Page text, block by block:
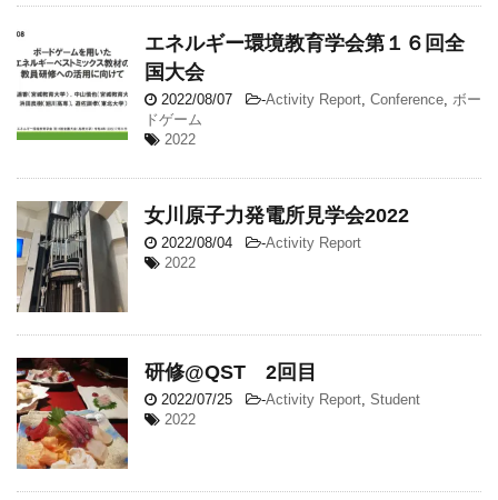
エネルギー環境教育学会第１６回全
国大会
2022/08/07 -Activity Report, Conference, ボー
ドゲーム
2022
女川原子力発電所見学会2022
2022/08/04 -Activity Report
2022
研修@QST 2回目
2022/07/25 -Activity Report, Student
2022